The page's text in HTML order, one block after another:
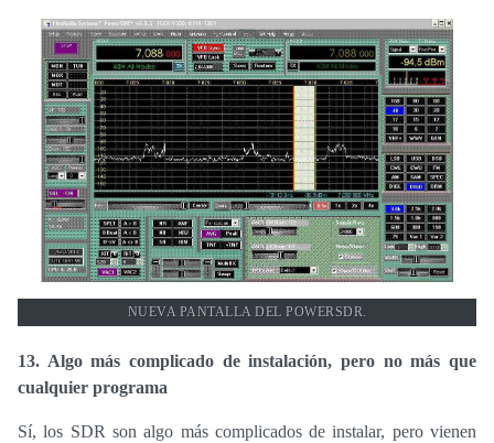
NUEVA PANTALLA DEL POWERSDR.
13. Algo más complicado de instalación, pero no más que
cualquier programa
Sí, los SDR son algo más complicados de instalar, pero vienen